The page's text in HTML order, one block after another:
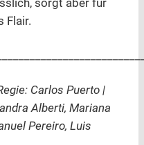
sorgt aber für
Flair.
Carlos Puerto |
Alberti, Mariana
Pereiro, Luis